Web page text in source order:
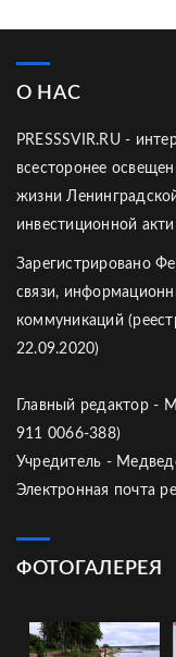
О НАС
PRESSSVIR.RU -
всесторонее
жизни
инвестиционной
Зарегистрировано
связи,
коммуникаций
22.09.2020)
Главный редактор -
911 0066-388)
Учредитель -
Электронная почта
ФОТОГАЛЕРЕЯ